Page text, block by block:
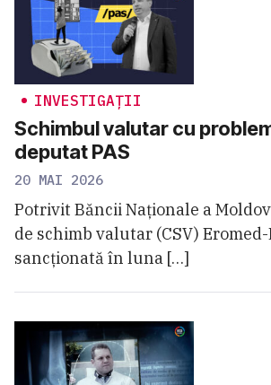
INVESTIGAȚII
Schimbul valutar cu
deputat PAS
20 MAI 2026
Potrivit Băncii Naţionale a
de schimb valutar (CSV)
sancționată în luna […]